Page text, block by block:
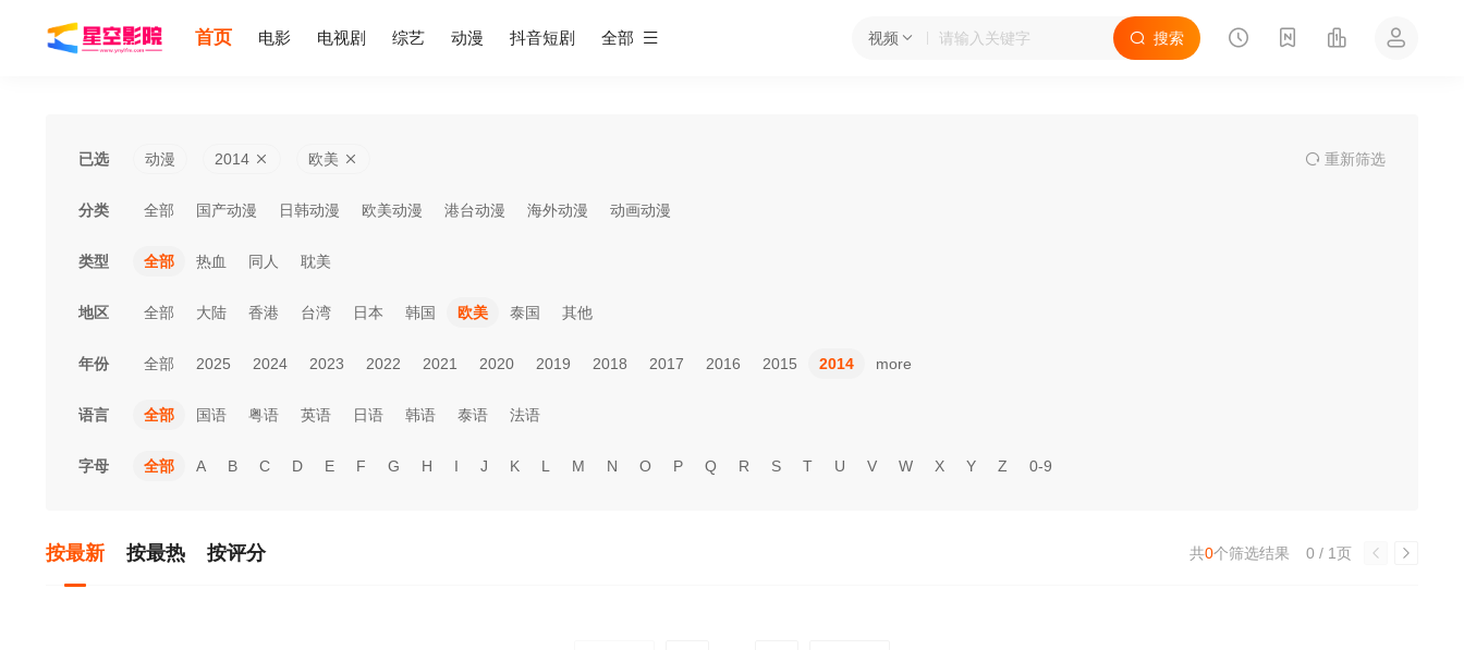
视频 搜索
首页 电影 电视剧 综艺 动漫 抖音短剧 全部
已选 动漫 2014 欧美 重新筛选
分类 全部 国产动漫 日韩动漫 欧美动漫 港台动漫 海外动漫 动画动漫
类型 全部 热血 同人 耽美
地区 全部 大陆 香港 台湾 日本 韩国 欧美 泰国 其他
年份 全部 2025 2024 2023 2022 2021 2020 2019 2018 2017 2016 2015 2014 more
语言 全部 国语 粤语 英语 日语 韩语 泰语 法语
字母 全部 A B C D E F G H I J K L M N O P Q R S T U V W X Y Z 0-9
按最新 按最热 按评分 0 / 1页
共0个筛选结果